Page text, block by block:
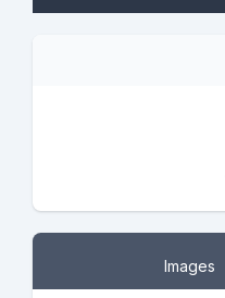
Images